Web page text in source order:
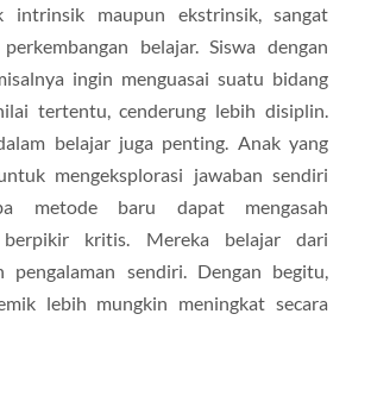
intrinsik maupun ekstrinsik, sangat
belajar. Siswa dengan
ingin menguasai suatu bidang
tertentu, cenderung lebih disiplin.
belajar juga penting. Anak yang
mengeksplorasi jawaban sendiri
metode baru dapat mengasah
berpikir kritis. Mereka belajar dari
pengalaman sendiri. Dengan begitu,
lebih mungkin meningkat secara